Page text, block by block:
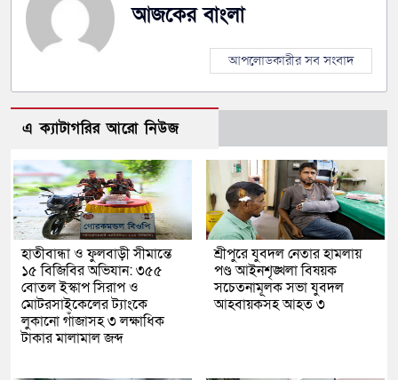
আজকের বাংলা
আপলোডকারীর সব সংবাদ
এ ক্যাটাগরির আরো নিউজ
হাতীবান্ধা ও ফুলবাড়ী সীমান্তে
১৫ বিজিবির অভিযান: ৩৫৫
বোতল ইস্কাপ সিরাপ ও
মোটরসাইকেলের ট্যাংকে
লুকানো গাঁজাসহ ৩ লক্ষাধিক
টাকার মালামাল জব্দ
শ্রীপুরে যুবদল নেতার হামলায়
পণ্ড আইনশৃঙ্খলা বিষয়ক
সচেতনামূলক সভা যুবদল
আহবায়কসহ আহত ৩